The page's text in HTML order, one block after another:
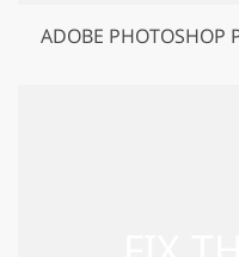
ADOBE PHOTOSHOP